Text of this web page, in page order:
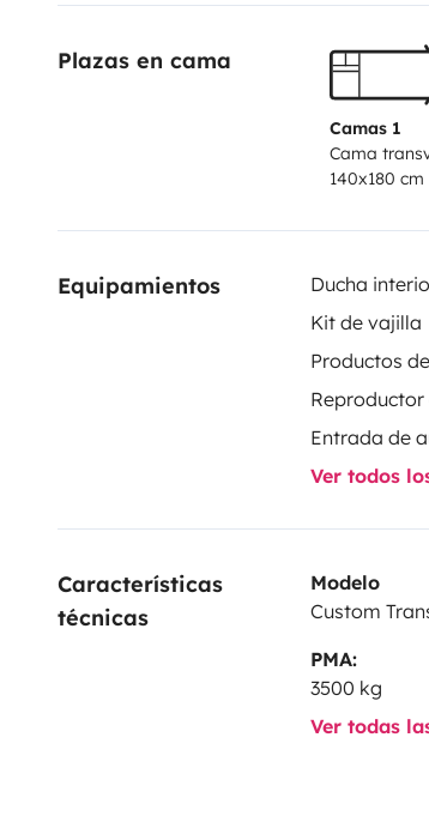
Bateria y 220v); Cabina de ducha y
guardarropa de almacenamiento; Dos
Inversor de corriente para
Juego de ruedas traseras dobles;
Plazas en cama
Camas 1
Cama
140x180 cm
Equipamientos Ducha
Kit de vajilla
Productos
Reproductor
Entrada de
Ver todos
Características
técnicas
Modelo
Custom
PMA:
3500 kg
Ver todas